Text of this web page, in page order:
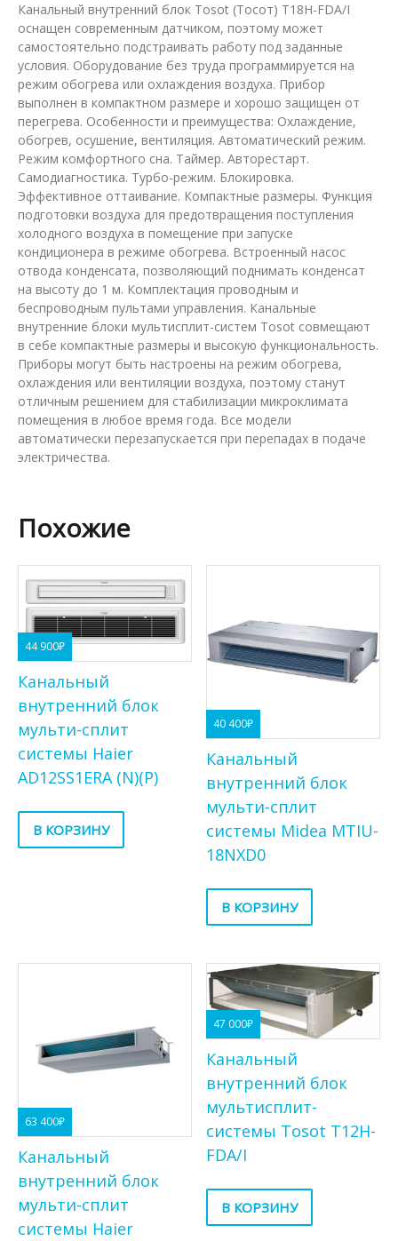
Канальный внутренний блок Tosot (Тосот) T18H-FDA/I
оснащен современным датчиком, поэтому может
самостоятельно подстраивать работу под заданные
условия. Оборудование без труда программируется на
режим обогрева или охлаждения воздуха. Прибор
выполнен в компактном размере и хорошо защищен от
перегрева. Особенности и преимущества: Охлаждение,
обогрев, осушение, вентиляция. Автоматический режим.
Режим комфортного сна. Таймер. Авторестарт.
Самодиагностика. Турбо-режим. Блокировка.
Эффективное оттаивание. Компактные размеры. Функция
подготовки воздуха для предотвращения поступления
холодного воздуха в помещение при запуске
кондиционера в режиме обогрева. Встроенный насос
отвода конденсата, позволяющий поднимать конденсат
на высоту до 1 м. Комплектация проводным и
беспроводным пультами управления. Канальные
внутренние блоки мультисплит-систем Tosot совмещают
в себе компактные размеры и высокую функциональность.
Приборы могут быть настроены на режим обогрева,
охлаждения или вентиляции воздуха, поэтому станут
отличным решением для стабилизации микроклимата
помещения в любое время года. Все модели
автоматически перезапускается при перепадах в подаче
электричества.
Похожие
44 900₽
Канальный
внутренний блок
мульти-сплит
системы Haier
AD12SS1ERA (N)(P)
В КОРЗИНУ
40 400₽
Канальный
внутренний блок
мульти-сплит
системы Midea MTIU-
18NXD0
В КОРЗИНУ
63 400₽
Канальный
внутренний блок
мульти-сплит
системы Haier
47 000₽
Канальный
внутренний блок
мультисплит-
системы Tosot T12H-
FDA/I
В КОРЗИНУ